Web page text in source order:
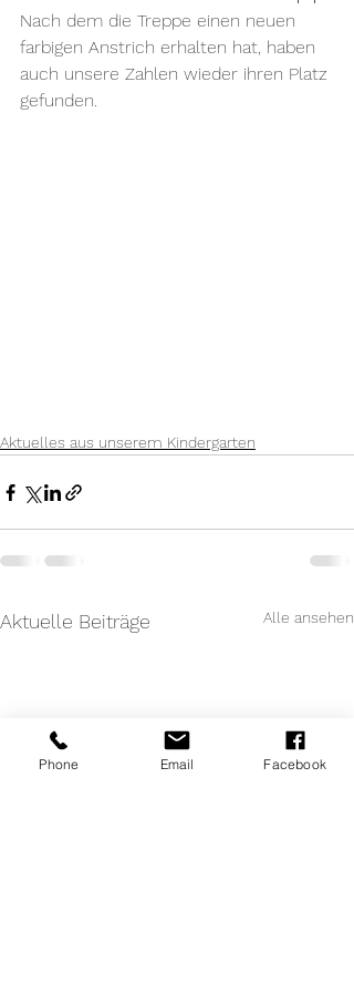
Nach dem die Treppe einen neuen
farbigen Anstrich erhalten hat, haben
auch unsere Zahlen wieder ihren Platz
gefunden.
Aktuelles aus unserem Kindergarten
Aktuelle Beiträge Alle ansehen
Phone Email Facebook